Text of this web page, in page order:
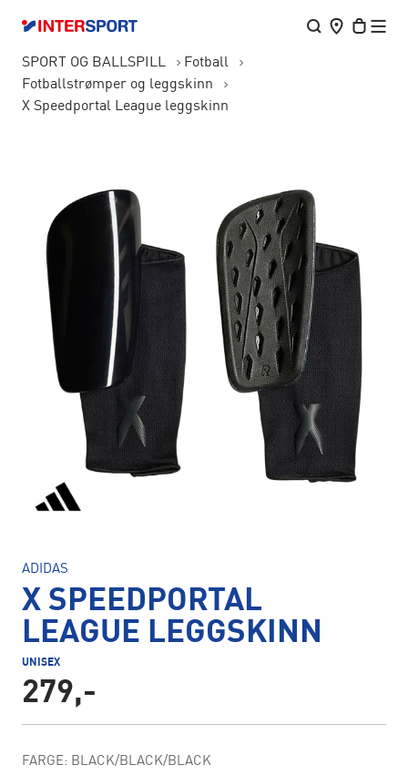
SPORT OG BALLSPILL
Fotball
Fotballstrømper og leggskinn
X Speedportal League leggskinn
ADIDAS
X SPEEDPORTAL
LEAGUE LEGGSKINN
UNISEX
279,-
FARGE: BLACK/BLACK/BLACK